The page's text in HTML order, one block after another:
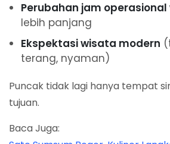
Perubahan jam operasional
lebih panjang
Ekspektasi wisata modern
terang, nyaman)
Puncak tidak lagi hanya tempat
tujuan.
Baca Juga: